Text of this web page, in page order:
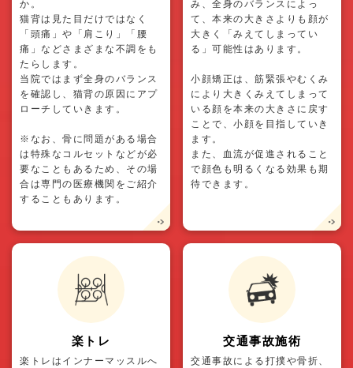
か。
猫背は見た目だけではなく
「頭痛」や「肩こり」「腰
痛」などさまざまな不調をも
たらします。
当院ではまず全身のバランス
を確認し、猫背の原因にアプ
ローチしていきます。
※なお、骨に問題がある場合
は特殊なコルセットなどが必
要なこともあるため、その場
合は専門の医療機関をご紹介
することもあります。
み、全身のバランスによっ
て、本来の大きさよりも顔が
大きく「みえてしまってい
る」可能性はあります。
小顔矯正は、筋緊張やむくみ
により大きくみえてしまって
いる顔を本来の大きさに戻す
ことで、小顔を目指していき
ます。
また、血流が促進されること
で顔色も明るくなる効果も期
待できます。
楽トレ
楽トレはインナーマッスルへ
交通事故施術
交通事故による打撲や骨折、